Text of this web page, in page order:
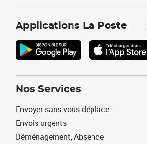
Applications La Poste
Nos Services
Envoyer sans vous déplacer
Envois urgents
Déménagement, Absence